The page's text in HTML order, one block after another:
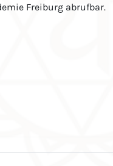
Freiburg abrufbar.